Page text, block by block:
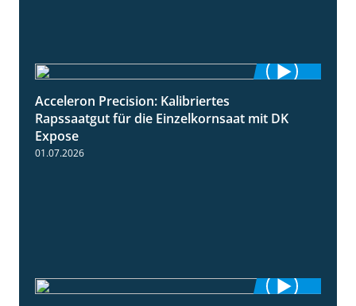
Acceleron Precision: Kalibriertes
Rapssaatgut für die Einzelkornsaat mit DK
Expose
01.07.2026